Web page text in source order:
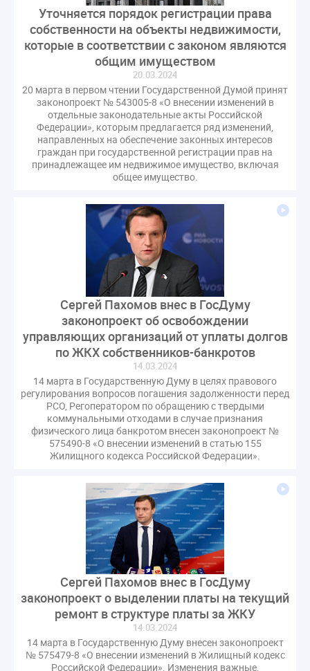
Уточняется порядок регистрации права
собственности на объекты недвижимости,
которые в соответствии с законом являются
общим имуществом
20.03.2024
20 марта в первом чтении Государственной Думой принят
законопроект № 543005-8 «О внесении изменений в
отдельные законодательные акты Российской
Федерации», которым предлагается ряд изменений,
направленных на обеспечение законных интересов
граждан при государственной регистрации прав на
принадлежащее им недвижимое имущество, включая
общее имущество.
Сергей Пахомов внес в ГосДуму
законопроект об освобождении
управляющих организаций от уплаты долгов
по ЖКХ собственников-банкротов
14.03.2024
14 марта в Государственную Думу в целях правового
регулирования вопросов погашения задолженности перед
РСО, Регоператором по обращению с твердыми
коммунальными отходами в случае признания
физического лица банкротом внесен законопроект №
575490-8 «О внесении изменений в статью 155
Жилищного кодекса Российской Федерации».
Сергей Пахомов внес в ГосДуму
законопроект о выделении платы на текущий
ремонт в структуре платы за ЖКУ
14.03.2024
14 марта в Государственную Думу внесен законопроект
№ 575479-8 «О внесении изменений в Жилищный кодекс
Российской Федерации». Изменения важные,